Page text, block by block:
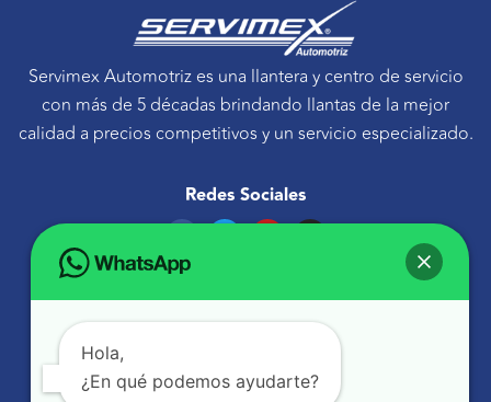
Servimex Automotriz es una llantera y centro de servicio
con más de 5 décadas brindando llantas de la mejor
calidad a precios competitivos y un servicio especializado.
Redes Sociales
F
c
e
o
o
T
e
r
Y
b
e
I
g
r
Avenida Tecnológico 30 Sur Querétaro, Qro.
atencionaclientes@servimexauto.mx
442 216 1855
Hola,
¿En qué podemos ayudarte?